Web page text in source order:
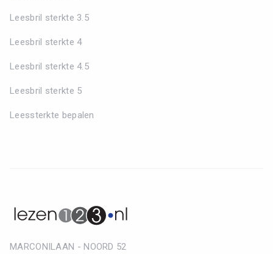
Leesbril sterkte 3.5
Leesbril sterkte 4
Leesbril sterkte 4.5
Leesbril sterkte 5
Leessterkte bepalen
MARCONILAAN - NOORD 52